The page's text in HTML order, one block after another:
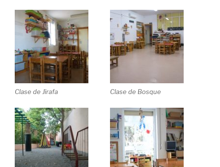
Clase de Jirafa Clase de Bosque